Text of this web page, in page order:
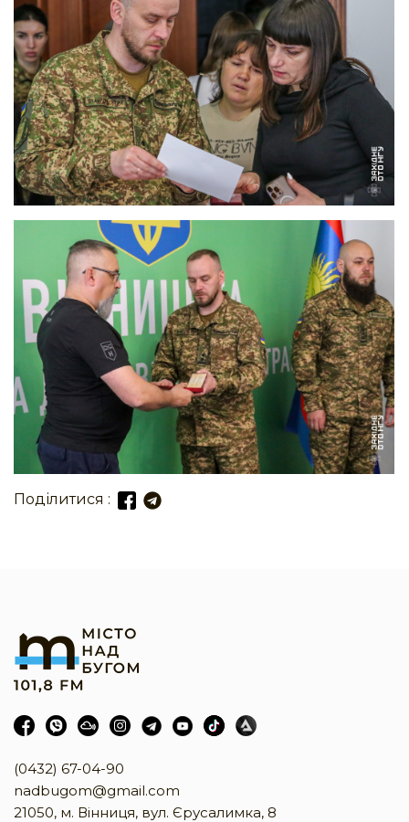
Поділитися :
(0432) 67-04-90
nadbugom@gmail.com
21050, м. Вінниця, вул. Єрусалимка, 8